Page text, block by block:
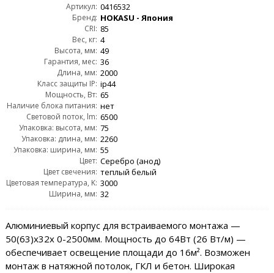
Артикул: 0416532
Бренд: HOKASU - Япония
CRI: 85
Вес, кг: 4
Высота, мм: 49
Гарантия, мес: 36
Длина, мм: 2000
Класс защиты IP: ip44
Мощность, Вт: 65
Наличие блока питания: нет
Световой поток, lm: 6500
Упаковка: высота, мм: 75
Упаковка: длина, мм: 2260
Упаковка: ширина, мм: 55
Цвет: Серебро (анод)
Цвет свечения: теплый белый
Цветовая температура, K: 3000
Ширина, мм: 32
Алюминиевый корпус для встраиваемого монтажа —
50(63)х32x 0-2500мм. Мощность до 64Вт (26 Вт/м) —
обеспечивает освещение площади до 16м². Возможен
монтаж в натяжной потолок, ГКЛ и бетон. Широкая